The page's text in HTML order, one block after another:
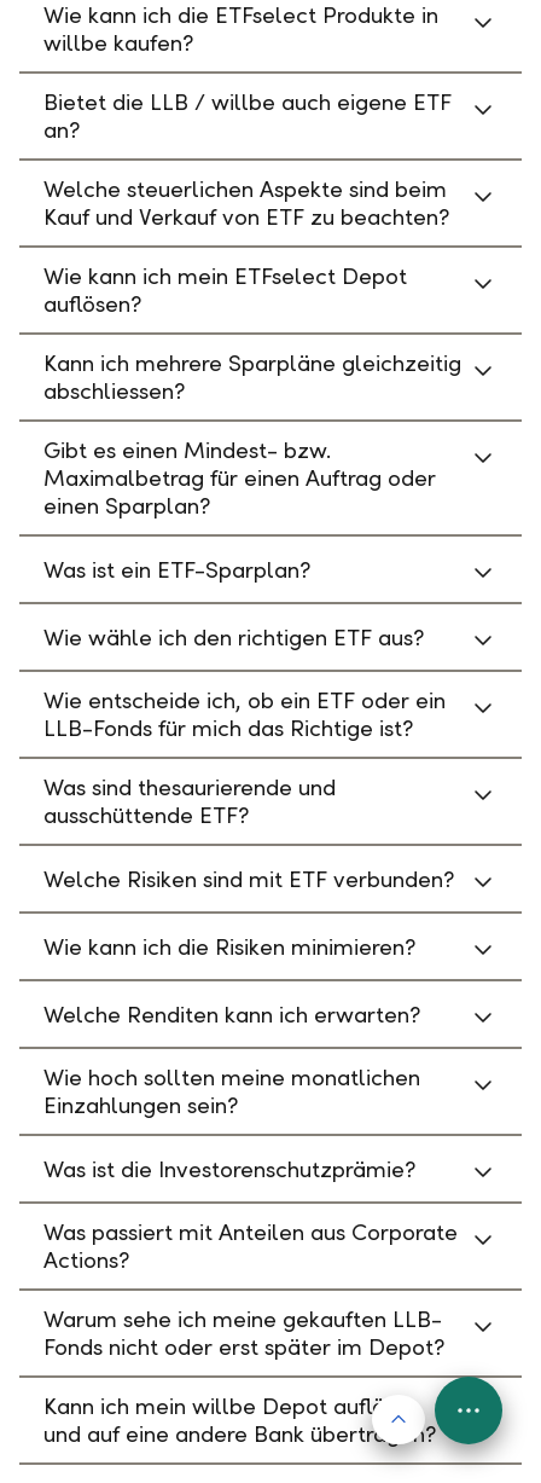
Wie kann ich die ETFselect Produkte in
willbe kaufen?
Bietet die LLB / willbe auch eigene ETF
an?
Welche steuerlichen Aspekte sind beim
Kauf und Verkauf von ETF zu beachten?
Wie kann ich mein ETFselect Depot
auflösen?
Kann ich mehrere Sparpläne gleichzeitig
abschliessen?
Gibt es einen Mindest- bzw.
Maximalbetrag für einen Auftrag oder
einen Sparplan?
Was ist ein ETF-Sparplan?
Wie wähle ich den richtigen ETF aus?
Wie entscheide ich, ob ein ETF oder ein
LLB-Fonds für mich das Richtige ist?
Was sind thesaurierende und
ausschüttende ETF?
Welche Risiken sind mit ETF verbunden?
Wie kann ich die Risiken minimieren?
Welche Renditen kann ich erwarten?
Wie hoch sollten meine monatlichen
Einzahlungen sein?
Was ist die Investorenschutzprämie?
Was passiert mit Anteilen aus Corporate
Actions?
Warum sehe ich meine gekauften LLB-
Fonds nicht oder erst später im Depot?
Kann ich mein willbe Depot auflösen
und auf eine andere Bank übertragen?
Nach oben
FAB
Menu